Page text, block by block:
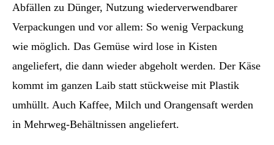
Abfällen zu Dünger, Nutzung wiederverwendbarer
Verpackungen und vor allem: So wenig Verpackung
wie möglich. Das Gemüse wird lose in Kisten
angeliefert, die dann wieder abgeholt werden. Der Käse
kommt im ganzen Laib statt stückweise mit Plastik
umhüllt. Auch Kaffee, Milch und Orangensaft werden
in Mehrweg-Behältnissen angeliefert.